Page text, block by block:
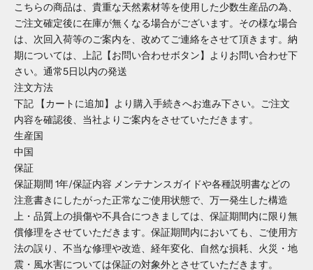
こちらの商品は、貴重な天然素材等を使用した少数生産品の為、
ご注文確定後に在庫が無くなる場合がございます。その様な場合
は、次回入荷等のご案内を、改めてご連絡をさせて頂きます。納
期については、上記【お問い合わせボタン】よりお問い合わせ下
さい。通常5日以内の発送
注文方法
下記 【カートに追加】より購入手続きへお進み下さい。ご注文
内容を確認後、当社よりご案内をさせていただきます。
生産国
中国
保証
保証期間 1年/保証内容 メンテナンスガイドや各種説明書などの
注意書きにしたがった正常なご使用状態で、万一発生した構造
上・品質上の損傷や不具合につきましては、保証期間内に限り無
償修理をさせていただきます。保証期間内においても、ご使用方
法の誤り、不当な修理や改造、経年変化、自然な損耗、火災・地
震・風水害については保証の対象外とさせていただきます。